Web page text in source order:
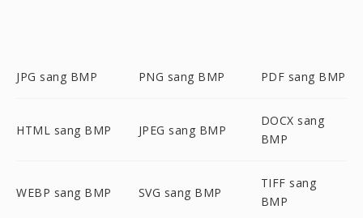
JPG sang BMP PNG sang BMP PDF sang BMP
HTML sang BMP JPEG sang BMP
DOCX sang
BMP
WEBP sang BMP SVG sang BMP
TIFF sang
BMP